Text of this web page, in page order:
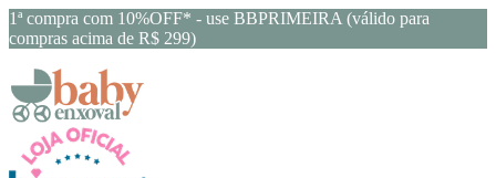
1ª compra com 10%OFF* - use BBPRIMEIRA (válido para
compras acima de R$ 299)